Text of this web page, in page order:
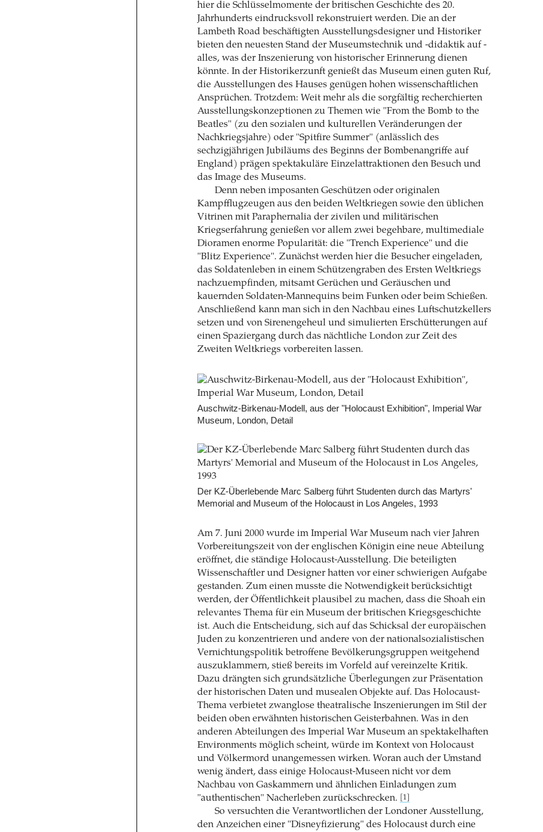
hier die Schlüsselmomente der britischen Geschichte des 20.
Jahrhunderts eindrucksvoll rekonstruiert werden. Die an der
Lambeth Road beschäftigten Ausstellungsdesigner und Historiker
bieten den neuesten Stand der Museumstechnik und -didaktik auf -
alles, was der Inszenierung von historischer Erinnerung dienen
könnte. In der Historikerzunft genießt das Museum einen guten Ruf,
die Ausstellungen des Hauses genügen hohen wissenschaftlichen
Ansprüchen. Trotzdem: Weit mehr als die sorgfältig recherchierten
Ausstellungskonzeptionen zu Themen wie "From the Bomb to the
Beatles" (zu den sozialen und kulturellen Veränderungen der
Nachkriegsjahre) oder "Spitfire Summer" (anlässlich des
sechzigjährigen Jubiläums des Beginns der Bombenangriffe auf
England) prägen spektakuläre Einzelattraktionen den Besuch und
das Image des Museums.
Denn neben imposanten Geschützen oder originalen
Kampfflugzeugen aus den beiden Weltkriegen sowie den üblichen
Vitrinen mit Paraphernalia der zivilen und militärischen
Kriegserfahrung genießen vor allem zwei begehbare, multimediale
Dioramen enorme Popularität: die "Trench Experience" und die
"Blitz Experience". Zunächst werden hier die Besucher eingeladen,
das Soldatenleben in einem Schützengraben des Ersten Weltkriegs
nachzuempfinden, mitsamt Gerüchen und Geräuschen und
kauernden Soldaten-Mannequins beim Funken oder beim Schießen.
Anschließend kann man sich in den Nachbau eines Luftschutzkellers
setzen und von Sirenengeheul und simulierten Erschütterungen auf
einen Spaziergang durch das nächtliche London zur Zeit des
Zweiten Weltkriegs vorbereiten lassen.
Auschwitz-Birkenau-Modell, aus der "Holocaust Exhibition", Imperial War
Museum, London, Detail
Der KZ-Überlebende Marc Salberg führt Studenten durch das Martyrs'
Memorial and Museum of the Holocaust in Los Angeles, 1993
Am 7. Juni 2000 wurde im Imperial War Museum nach vier Jahren
Vorbereitungszeit von der englischen Königin eine neue Abteilung
eröffnet, die ständige Holocaust-Ausstellung. Die beteiligten
Wissenschaftler und Designer hatten vor einer schwierigen Aufgabe
gestanden. Zum einen musste die Notwendigkeit berücksichtigt
werden, der Öffentlichkeit plausibel zu machen, dass die Shoah ein
relevantes Thema für ein Museum der britischen Kriegsgeschichte
ist. Auch die Entscheidung, sich auf das Schicksal der europäischen
Juden zu konzentrieren und andere von der nationalsozialistischen
Vernichtungspolitik betroffene Bevölkerungsgruppen weitgehend
auszuklammern, stieß bereits im Vorfeld auf vereinzelte Kritik.
Dazu drängten sich grundsätzliche Überlegungen zur Präsentation
der historischen Daten und musealen Objekte auf. Das Holocaust-
Thema verbietet zwanglose theatralische Inszenierungen im Stil der
beiden oben erwähnten historischen Geisterbahnen. Was in den
anderen Abteilungen des Imperial War Museum an spektakelhaften
Environments möglich scheint, würde im Kontext von Holocaust
und Völkermord unangemessen wirken. Woran auch der Umstand
wenig ändert, dass einige Holocaust-Museen nicht vor dem
Nachbau von Gaskammern und ähnlichen Einladungen zum
"authentischen" Nacherleben zurückschrecken.
[1]
So versuchten die Verantwortlichen der Londoner Ausstellung,
den Anzeichen einer "Disneyfizierung" des Holocaust durch eine